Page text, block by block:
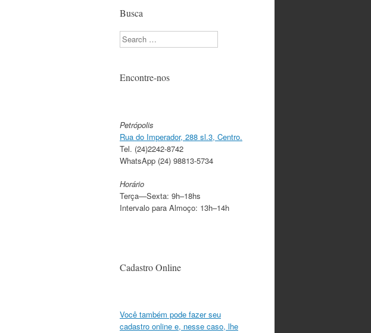
Busca
Search
Encontre-nos
Petrópolis
Rua do Imperador, 288 sl.3, Centro.
Tel. (24)2242-8742
WhatsApp (24) 98813-5734
Horário
Terça—Sexta: 9h–18hs
Intervalo para Almoço: 13h–14h
Cadastro Online
Você também pode fazer seu
cadastro online e, nesse caso, lhe